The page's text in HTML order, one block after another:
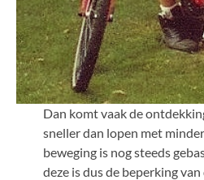
Dan komt vaak de
sneller dan lopen met
beweging is nog steeds
deze is dus de beperking